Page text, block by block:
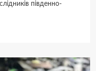
південно-